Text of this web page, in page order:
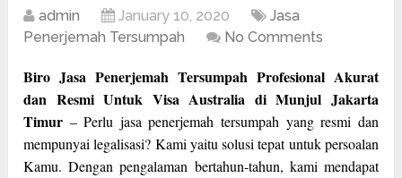
admin January 10, 2020
Jasa
Penerjemah Tersumpah
No Comments
Biro Jasa Penerjemah Tersumpah Profesional Akurat
dan Resmi Untuk Visa Australia di Munjul Jakarta
Timur – Perlu jasa penerjemah tersumpah yang resmi dan
mempunyai legalisasi? Kami yaitu solusi tepat untuk persoalan
Kamu. Dengan pengalaman bertahun-tahun, kami mendapat